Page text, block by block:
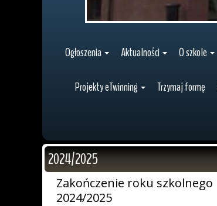
Ogłoszenia Aktualności O szkole
Projekty eTwinning Trzymaj formę
2024/2025
Zakończenie roku szkolnego
2024/2025